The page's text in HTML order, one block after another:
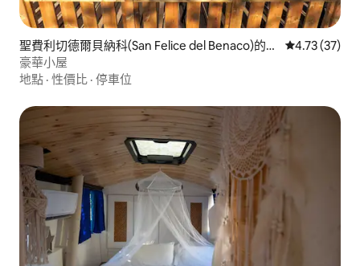
聖費利切德爾貝納科(San Felice del Benaco)的帳
篷
從 37 則評價
4.73 (37)
豪華小屋
地點 · 性價比 · 停車位